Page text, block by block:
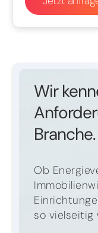
Wir
Branche.
Ob
so vielseitig